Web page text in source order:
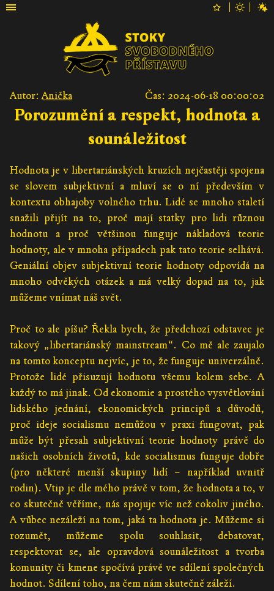
Autor:Anička Čas: 2024-06-18 00:00:02
Porozumění a respekt, hodnota a
sounáležitost
Hodnota je v libertariánských kruzích nejčastěji spojena
se slovem subjektivní a mluví se o ní především v
kontextu obhajoby volného trhu. Lidé se mnoho staletí
snažili přijít na to, proč mají statky pro lidi různou
hodnotu a proč většinou funguje nákladová teorie
hodnoty, ale v mnoha případech pak tato teorie selhává.
Geniální objev subjektivní teorie hodnoty odpovídá na
mnoho odvěkých otázek a má velký dopad na to, jak
můžeme vnímat náš svět.
Proč to ale píšu? Řekla bych, že předchozí odstavec je
takový „libertariánský mainstream“. Co mě ale zaujalo
na tomto konceptu nejvíc, je to, že funguje univerzálně.
Protože lidé přisuzují hodnotu všemu kolem sebe. A
každý to má jinak. Od ekonomie a prostého vysvětlování
lidského jednání, ekonomických principů a důvodů,
proč ideje socialismu nemůžou v praxi fungovat, pak
může být přesah subjektivní teorie hodnoty právě do
našich osobních životů, kde socialismus funguje dobře
(pro některé menší skupiny lidí – například uvnitř
rodin). Vtip je dle mého právě v tom, že hodnota a to, v
co skutečně věříme, nás spojuje víc než cokoliv jiného.
A vůbec nezáleží na tom, jaká ta hodnota je. Můžeme si
rozumět, můžeme spolu souhlasit, debatovat,
respektovat se, ale opravdová sounáležitost a tvorba
komunity či kmene spočívá právě ve sdílení společných
hodnot. Sdílení toho, na čem nám skutečně záleží.